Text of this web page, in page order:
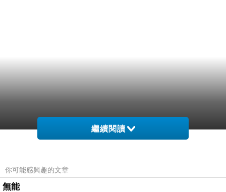
繼續閱讀
你可能感興趣的文章
無能